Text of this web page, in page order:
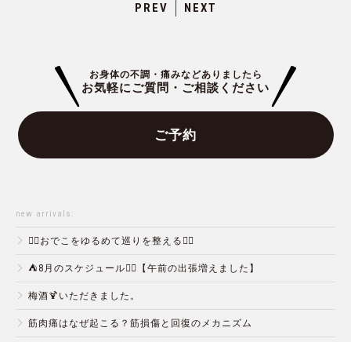
PREV NEXT
お身体の不調・痛みなどありましたら
お気軽にご質問・ご相談ください
ご予約
new arrivals:
💆‍♀️おでこをゆるめて巡りを整える💆‍♂️
⛺️8月のスケジュール🏄‍♂️【午前の出張増えました】
梅酒🍹いただきました。
筋肉痛はなぜ起こる？筋損傷と回復のメカニズム